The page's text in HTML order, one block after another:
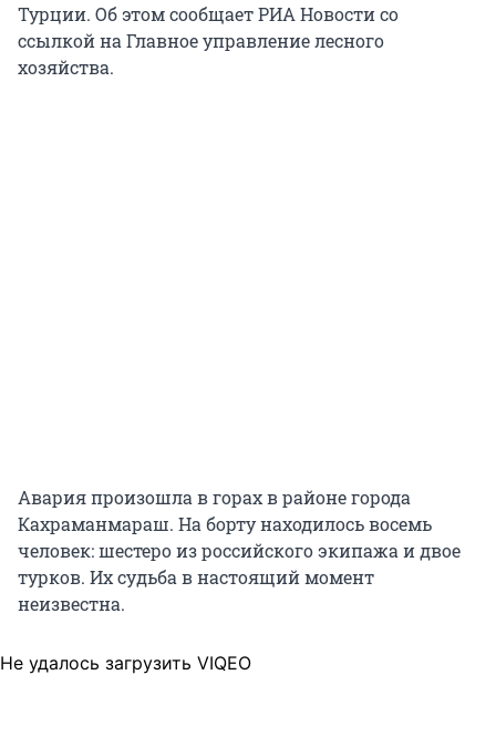
Турции. Об этом сообщает РИА Новости со
ссылкой на Главное управление лесного
хозяйства.
Авария произошла в горах в районе города
Кахраманмараш. На борту находилось восемь
человек: шестеро из российского экипажа и двое
турков. Их судьба в настоящий момент
неизвестна.
Не удалось загрузить VIQEO